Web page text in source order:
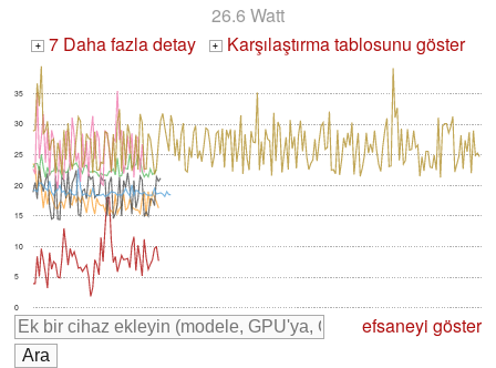
26.6 Watt
+ 7 Daha fazla detay + Karşılaştırma tablosunu göster
0
5
10
15
20
25
30
35
efsaneyi göster